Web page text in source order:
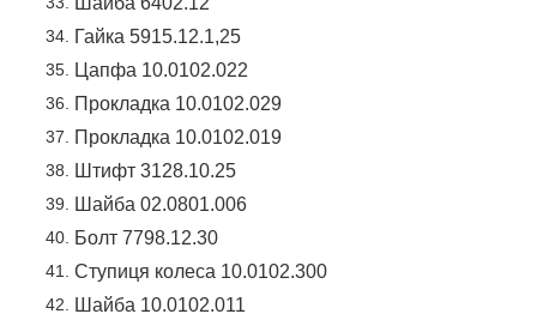
Гайка 5915.12.1,25
Цапфа 10.0102.022
Прокладка 10.0102.029
Прокладка 10.0102.019
Штифт 3128.10.25
Шайба 02.0801.006
Болт 7798.12.30
Ступиця колеса 10.0102.300
Шайба 10.0102.011